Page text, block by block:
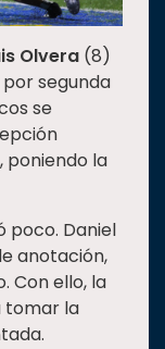
Olvera (8)
segunda
se
poniendo la
poco. Daniel
anotación,
Con ello, la
tomar la